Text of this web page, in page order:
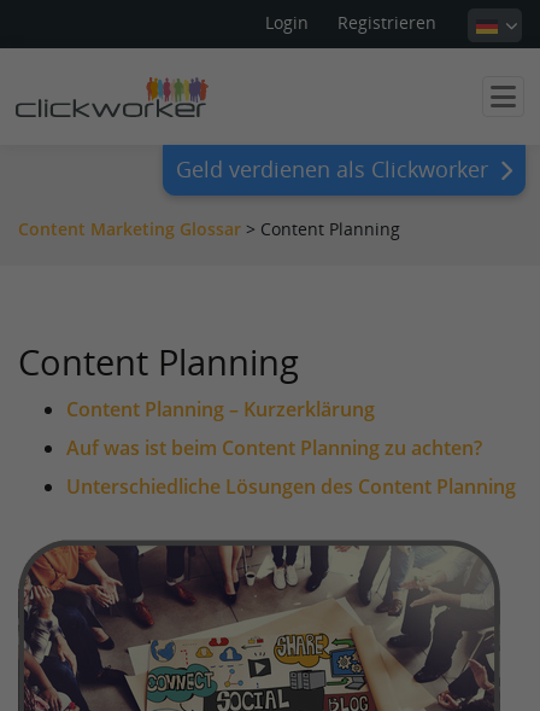
Login Registrieren
Geld verdienen als Clickworker
Content Marketing Glossar > Content Planning
Content Planning
Content Planning – Kurzerklärung
Auf was ist beim Content Planning zu achten?
Unterschiedliche Lösungen des Content Planning